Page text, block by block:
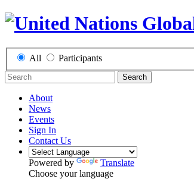
All Participants
Search
About
News
Events
Sign In
Contact Us
Powered by
Translate
Choose your language